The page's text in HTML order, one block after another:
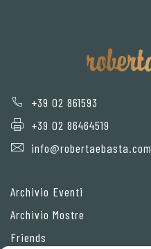
+39 02 861593
+39 02 86464519
info@robertaebasta.com
Archivio Eventi
Archivio Mostre
Friends